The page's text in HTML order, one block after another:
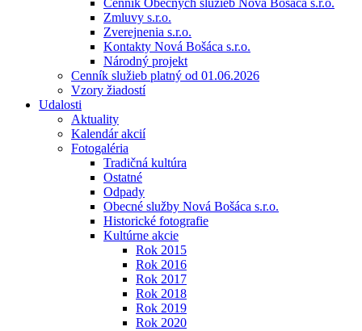
Cenník Obecných služieb Nová Bošáca s.r.o.
Zmluvy s.r.o.
Zverejnenia s.r.o.
Kontakty Nová Bošáca s.r.o.
Národný projekt
Cenník služieb platný od 01.06.2026
Vzory žiadostí
Udalosti
Aktuality
Kalendár akcií
Fotogaléria
Tradičná kultúra
Ostatné
Odpady
Obecné služby Nová Bošáca s.r.o.
Historické fotografie
Kultúrne akcie
Rok 2015
Rok 2016
Rok 2017
Rok 2018
Rok 2019
Rok 2020